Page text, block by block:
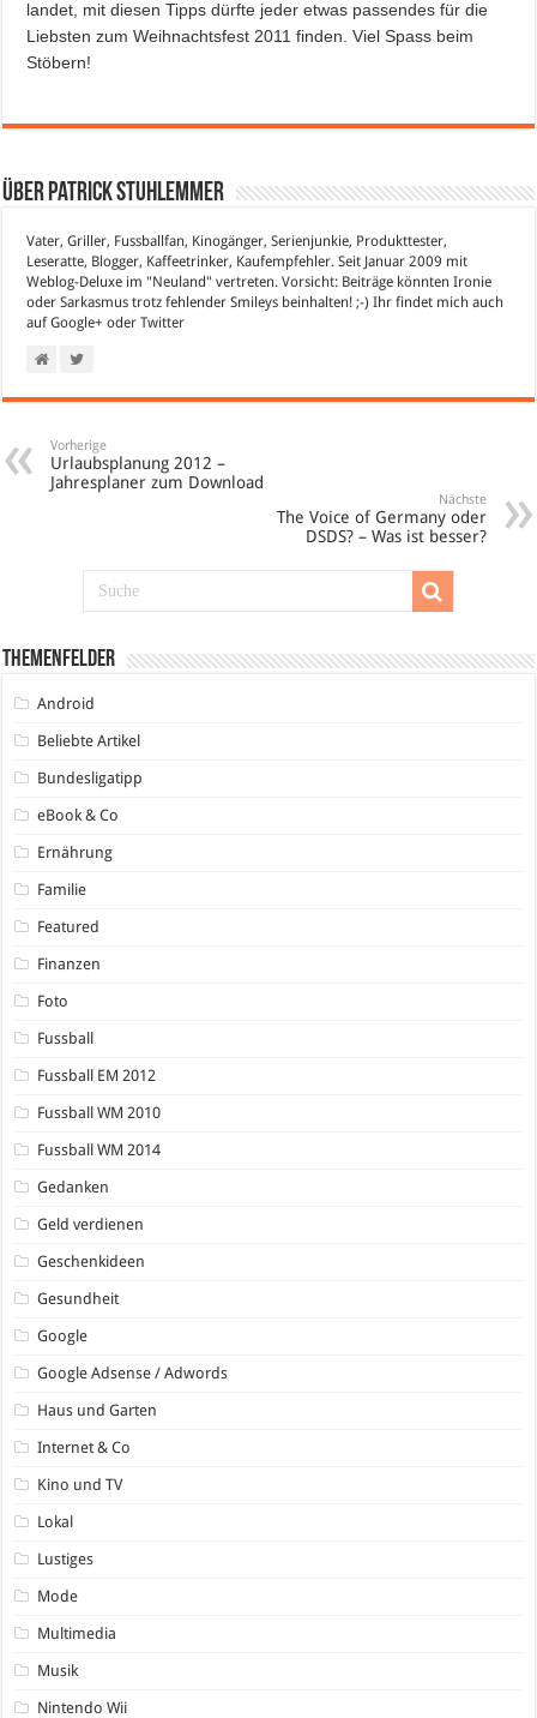
landet, mit diesen Tipps dürfte jeder etwas passendes für die
Liebsten zum Weihnachtsfest 2011 finden. Viel Spass beim
Stöbern!
Über Patrick Stuhlemmer
Vater, Griller, Fussballfan, Kinogänger, Serienjunkie, Produkttester,
Leseratte, Blogger, Kaffeetrinker, Kaufempfehler. Seit Januar 2009 mit
Weblog-Deluxe im "Neuland" vertreten. Vorsicht: Beiträge könnten Ironie
oder Sarkasmus trotz fehlender Smileys beinhalten! ;-) Ihr findet mich auch
aufGoogle+ oderTwitter
Vorherige
Urlaubsplanung 2012 –
Jahresplaner zum Download
Nächste
The Voice of Germany oder
DSDS? – Was ist besser?
Themenfelder
Android
Beliebte Artikel
Bundesligatipp
eBook & Co
Ernährung
Familie
Featured
Finanzen
Foto
Fussball
Fussball EM 2012
Fussball WM 2010
Fussball WM 2014
Gedanken
Geld verdienen
Geschenkideen
Gesundheit
Google
Google Adsense / Adwords
Haus und Garten
Internet & Co
Kino und TV
Lokal
Lustiges
Mode
Multimedia
Musik
Nintendo Wii